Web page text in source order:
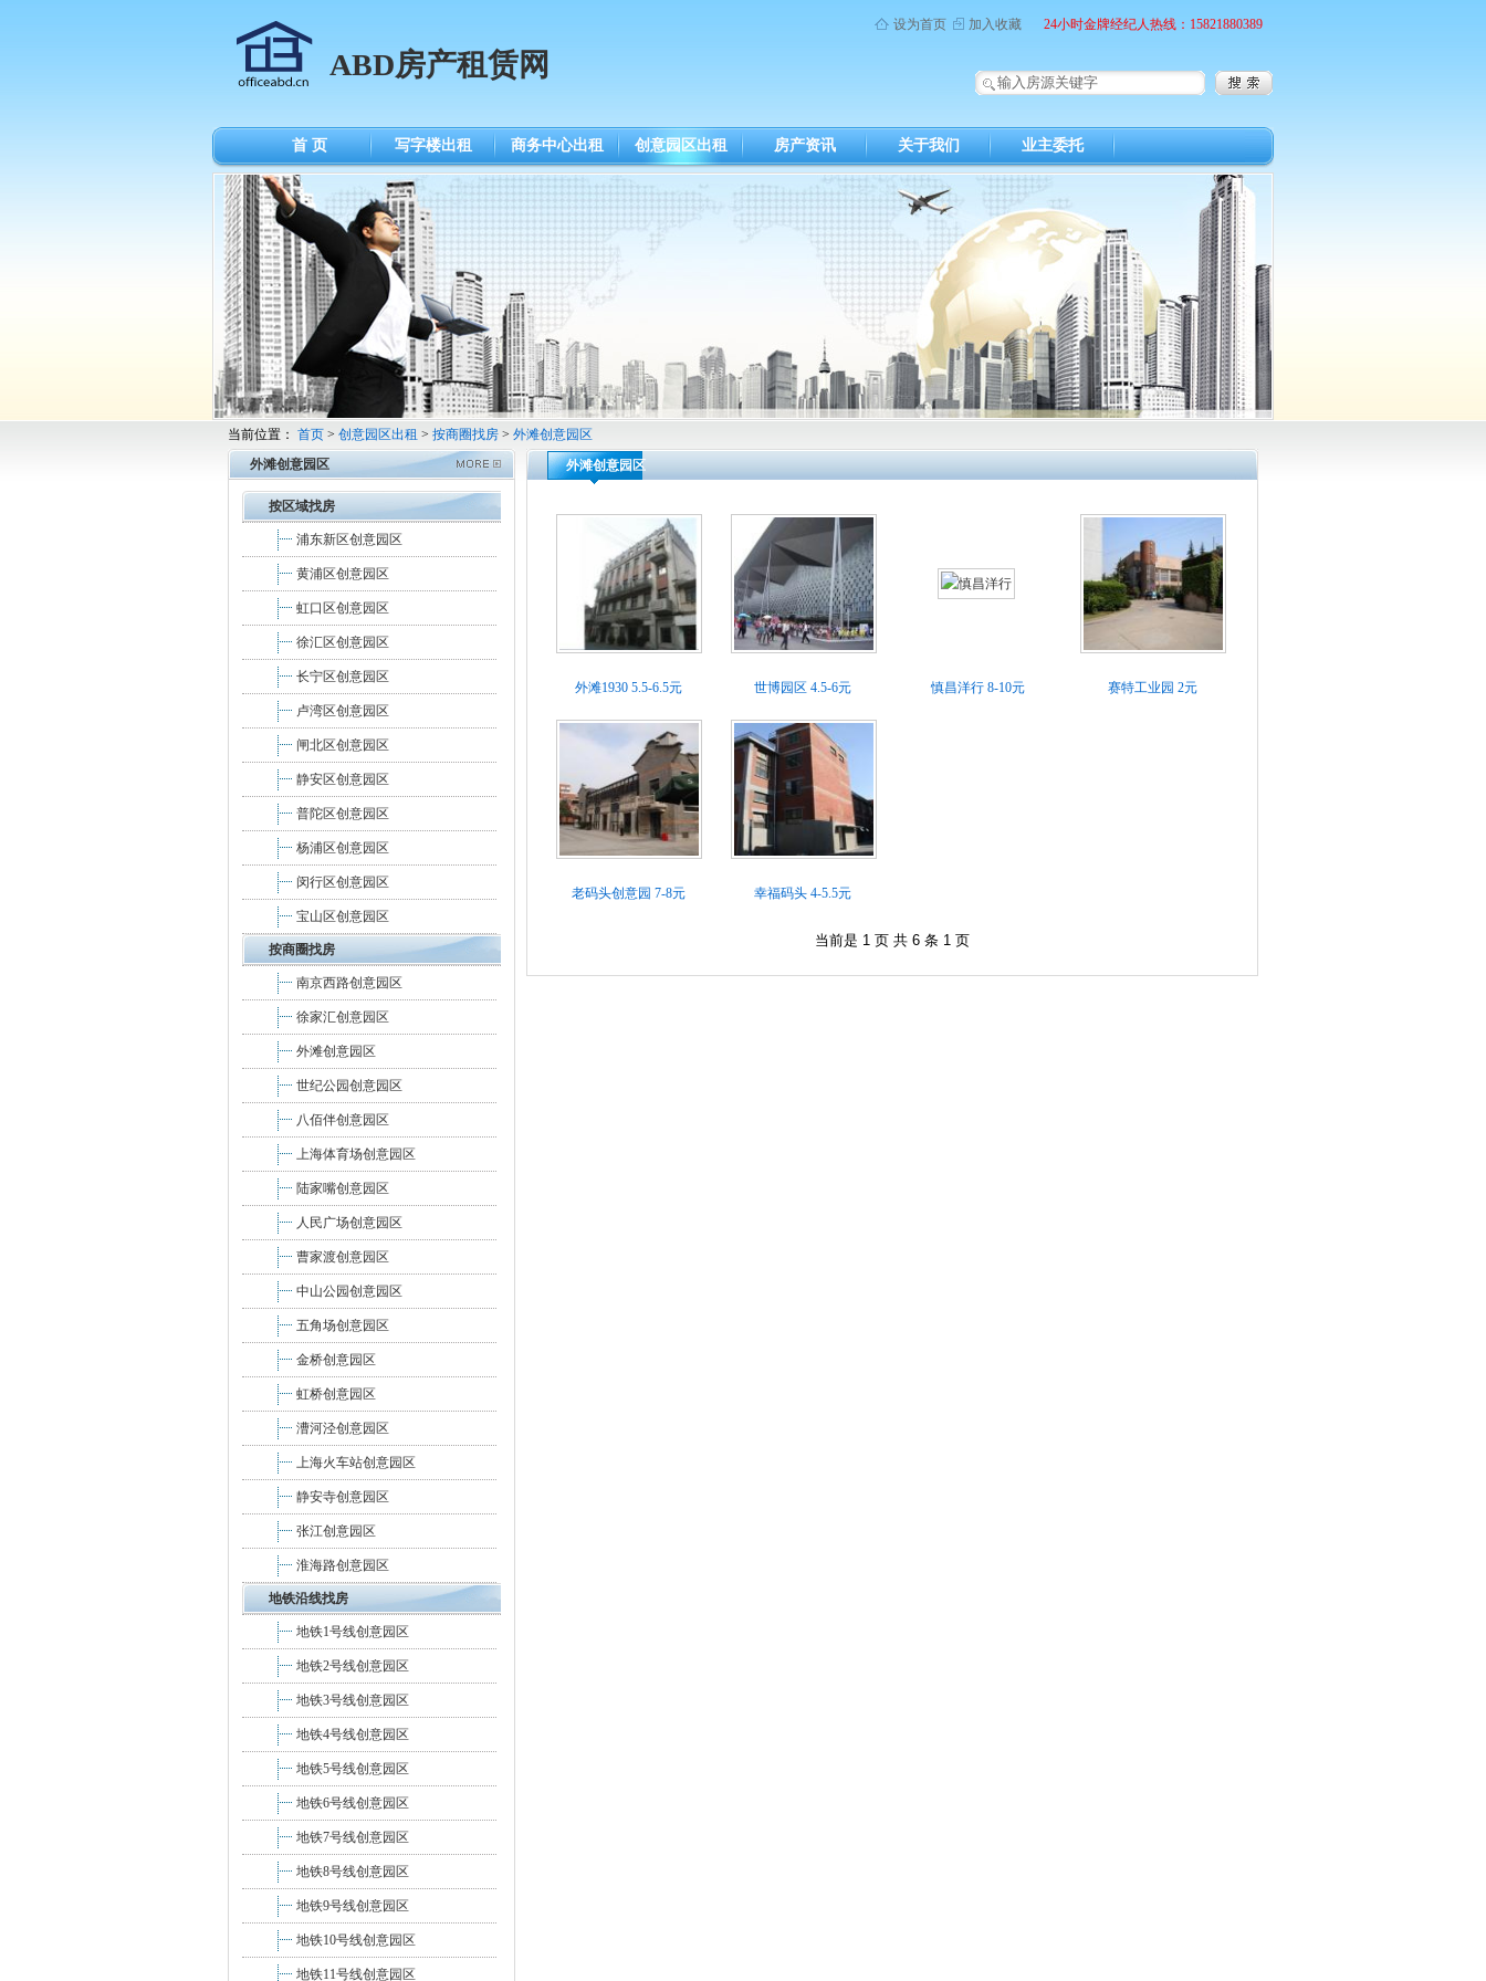
ABD房产租赁网
设为首页 加入收藏 24小时金牌经纪人热线：15821880389
首 页 写字楼出租 商务中心出租 创意园区出租 房产资讯 关于我们 业主委托
当前位置： 首页 > 创意园区出租 > 按商圈找房 > 外滩创意园区
外滩创意园区
按区域找房
浦东新区创意园区
黄浦区创意园区
虹口区创意园区
徐汇区创意园区
长宁区创意园区
卢湾区创意园区
闸北区创意园区
静安区创意园区
普陀区创意园区
杨浦区创意园区
闵行区创意园区
宝山区创意园区
按商圈找房
南京西路创意园区
徐家汇创意园区
外滩创意园区
世纪公园创意园区
八佰伴创意园区
上海体育场创意园区
陆家嘴创意园区
人民广场创意园区
曹家渡创意园区
中山公园创意园区
五角场创意园区
金桥创意园区
虹桥创意园区
漕河泾创意园区
上海火车站创意园区
静安寺创意园区
张江创意园区
淮海路创意园区
地铁沿线找房
地铁1号线创意园区
地铁2号线创意园区
地铁3号线创意园区
地铁4号线创意园区
地铁5号线创意园区
地铁6号线创意园区
地铁7号线创意园区
地铁8号线创意园区
地铁9号线创意园区
地铁10号线创意园区
地铁11号线创意园区
外滩创意园区
外滩19305.5-6.5元 世博园区 4.5-6元 慎昌洋行8-10元 赛特工业园 2元
老码头创意园 7-8元 幸福码头 4-5.5元
当前是 1 页 共 6 条 1 页